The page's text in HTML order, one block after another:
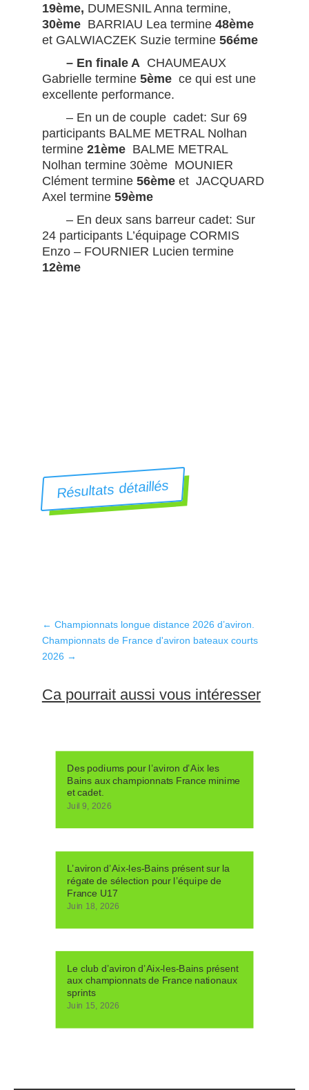
19ème, DUMESNIL Anna termine,
30ème BARRIAU Lea termine 48ème
et GALWIACZEK Suzie termine 56éme
– En finale A CHAUMEAUX
Gabrielle termine 5ème ce qui est une
excellente performance.
– En un de couple cadet: Sur 69
participants BALME METRAL Nolhan
termine 21ème BALME METRAL
Nolhan termine 30ème MOUNIER
Clément termine 56èmeet JACQUARD
Axel termine 59ème
– En deux sans barreur cadet: Sur
24 participants L’équipage CORMIS
Enzo – FOURNIER Lucien termine
12ème
Résultats détaillés
← Championnats longue distance 2026 d’aviron.
Championnats de France d'aviron bateaux courts
2026 →
Ca pourrait aussi vous intéresser
Des podiums pour l’aviron d’Aix les
Bains aux championnats France minime
et cadet.
Juil 9, 2026
L’aviron d’Aix-les-Bains présent sur la
régate de sélection pour l’équipe de
France U17
Juin 18, 2026
Le club d’aviron d’Aix-les-Bains présent
aux championnats de France nationaux
sprints
Juin 15, 2026